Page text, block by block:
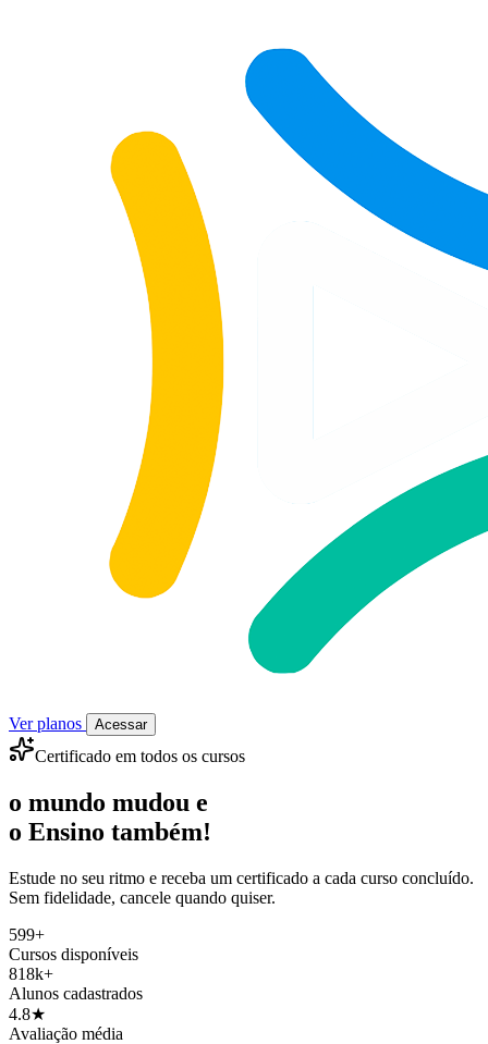
Ver planos Acessar
Certificado em todos os cursos
o mundo mudou e
o Ensino também!
Estude no seu ritmo e receba um certificado a cada curso concluído.
Sem fidelidade, cancele quando quiser.
599+
Cursos disponíveis
818k+
Alunos cadastrados
4.8★
Avaliação média